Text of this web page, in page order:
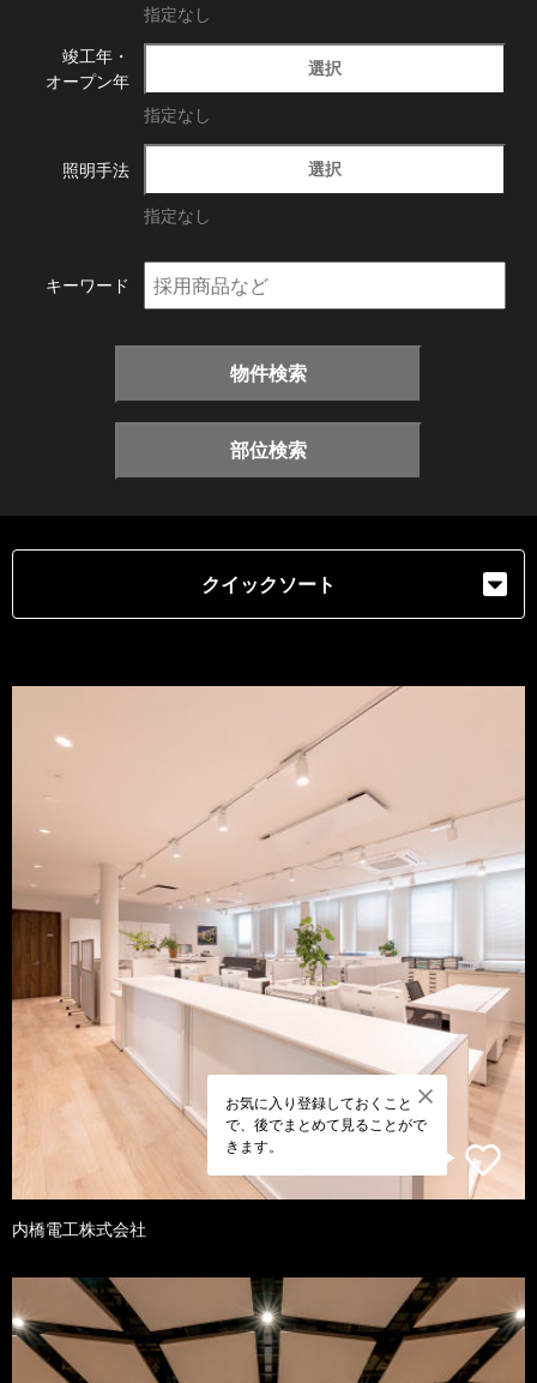
指定なし
竣工年・
オープン年
選択
指定なし
照明手法 選択
指定なし
キーワード
物件検索
部位検索
クイックソート
お気に入り登録しておくこと
で、後でまとめて見ることがで
きます。
内橋電工株式会社